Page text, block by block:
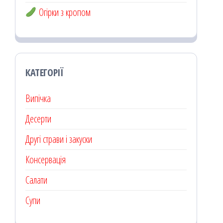
Огірки з кропом
КАТЕГОРІЇ
Випічка
Десерти
Другі страви і закуски
Консервація
Салати
Супи